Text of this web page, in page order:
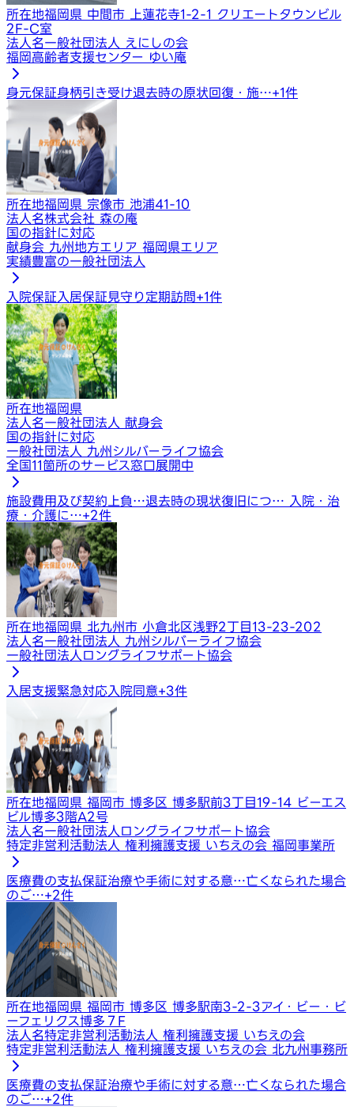
所在地福岡県 中間市 上蓮花寺1-2-1 クリエートタウンビル
2F-C室
法人名一般社団法人 えにしの会
福岡高齢者支援センター ゆい庵
身元保証身柄引き受け退去時の原状回復・施…+1件
所在地福岡県 宗像市 池浦41-10
法人名株式会社 森の庵
国の指針に対応
献身会 九州地方エリア 福岡県エリア
実績豊富の一般社団法人
入院保証 入居保証見守り定期訪問+1件
所在地福岡県
法人名一般社団法人 献身会
国の指針に対応
一般社団法人 九州シルバーライフ協会
全国11箇所のサービス窓口展開中
施設費用及び契約上負…退去時の現状復旧につ… 入院・治
療・介護に…+2件
所在地福岡県 北九州市 小倉北区浅野2丁目13-23-202
法人名一般社団法人 九州シルバーライフ協会
一般社団法人ロングライフサポート協会
入居支援緊急対応入院同意+3件
所在地福岡県 福岡市 博多区 博多駅前3丁目19-14 ビーエス
ビル博多3階A2号
法人名一般社団法人ロングライフサポート協会
特定非営利活動法人 権利擁護支援 いちえの会 福岡事業所
医療費の支払保証治療や手術に対する意…亡くなられた場合
のご…+2件
所在地福岡県 福岡市 博多区 博多駅南3-2-3アイ・ビー・ビ
ーフェリクス博多７F
法人名特定非営利活動法人 権利擁護支援 いちえの会
特定非営利活動法人 権利擁護支援 いちえの会 北九州事務所
医療費の支払保証治療や手術に対する意…亡くなられた場合
のご…+2件